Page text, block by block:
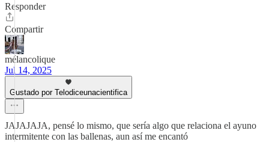
Responder
Compartir
mélancolique
Jul 14, 2025
Gustado por Telodiceunacientifica
JAJAJAJA, pensé lo mismo, que sería algo que relaciona el ayuno
intermitente con las ballenas, aun así me encantó